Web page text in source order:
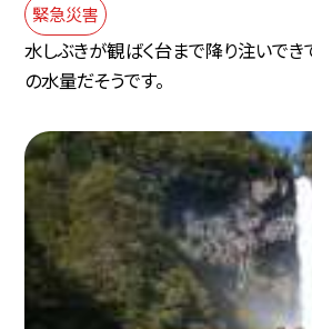
緊急災害
水しぶきが観ばく台まで降り注いでき
の水量だそうです。